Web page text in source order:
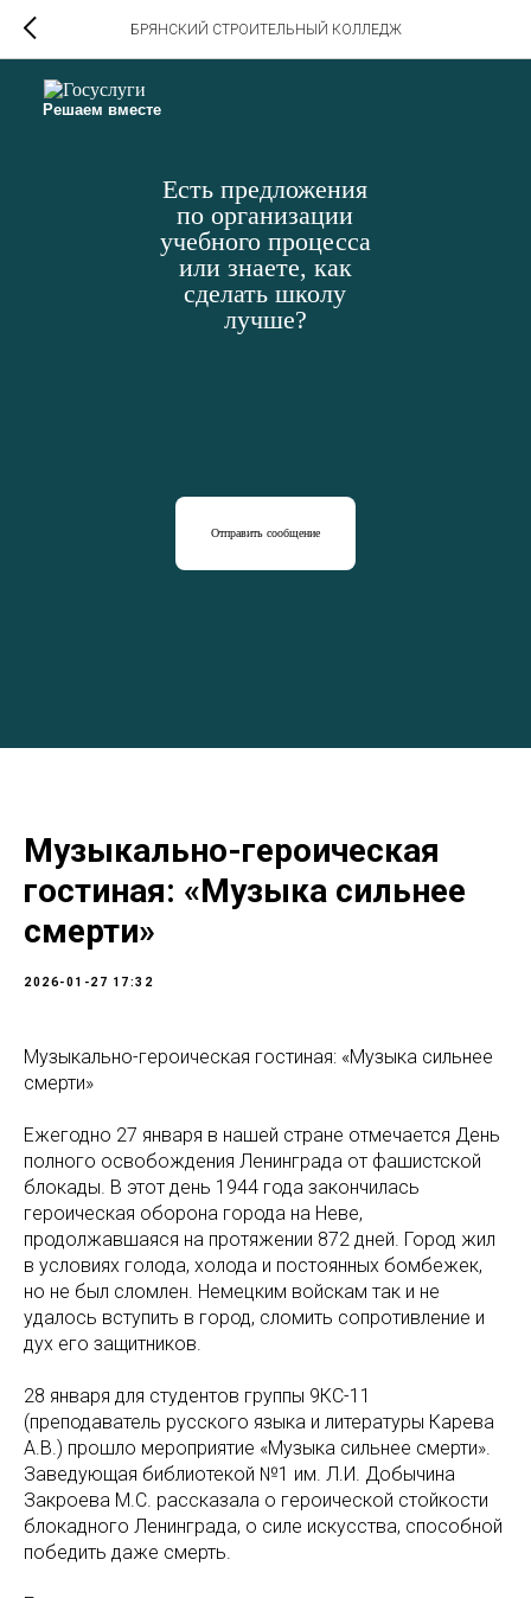
Решаем вместе
Есть предложения
по организации
учебного процесса
или знаете, как
сделать школу
лучше?
Отправить сообщение
БРЯНСКИЙ СТРОИТЕЛЬНЫЙ КОЛЛЕДЖ
Музыкально-героическая
гостиная: «Музыка сильнее
смерти»
2026-01-27 17:32
Музыкально-героическая гостиная: «Музыка сильнее
смерти»
Ежегодно 27 января в нашей стране отмечается День
полного освобождения Ленинграда от фашистской
блокады. В этот день 1944 года закончилась
героическая оборона города на Неве,
продолжавшаяся на протяжении 872 дней. Город жил
в условиях голода, холода и постоянных бомбежек,
но не был сломлен. Немецким войскам так и не
удалось вступить в город, сломить сопротивление и
дух его защитников.
28 января для студентов группы 9КС-11
(преподаватель русского языка и литературы Карева
А.В.) прошло мероприятие «Музыка сильнее смерти».
Заведующая библиотекой №1 им. Л.И. Добычина
Закроева М.С. рассказала о героической стойкости
блокадного Ленинграда, о силе искусства, способной
победить даже смерть.